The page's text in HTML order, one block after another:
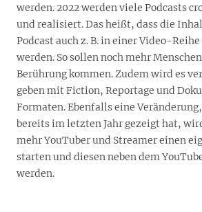
werden. 2022 werden viele Podcasts
und realisiert. Das heißt, dass die
Podcast auch z. B. in einer Video-
werden. So sollen noch mehr
Berührung kommen. Zudem wird es
geben mit Fiction, Reportage und
Formaten. Ebenfalls eine
bereits im letzten Jahr gezeigt hat,
mehr YouTuber und Streamer einen
starten und diesen neben dem
werden.